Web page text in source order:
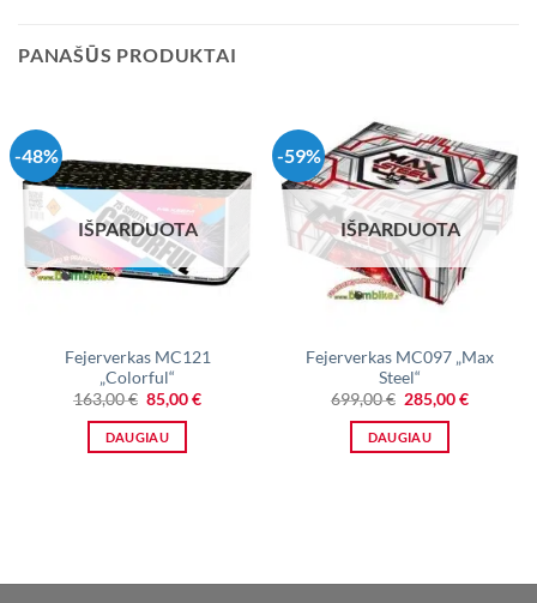
PANAŠŪS PRODUKTAI
-48%
IŠPARDUOTA
Fejerverkas MC121
„Colorful“
163,00€ Original
price
was:
163,00 €.
85,00€Current
DAUGIAU
-59%
IŠPARDUOTA
Fejerverkas MC097 „Max
Steel“
699,00€ Original
price
was:
699,00 €.
285,00€Current
DAUGIAU